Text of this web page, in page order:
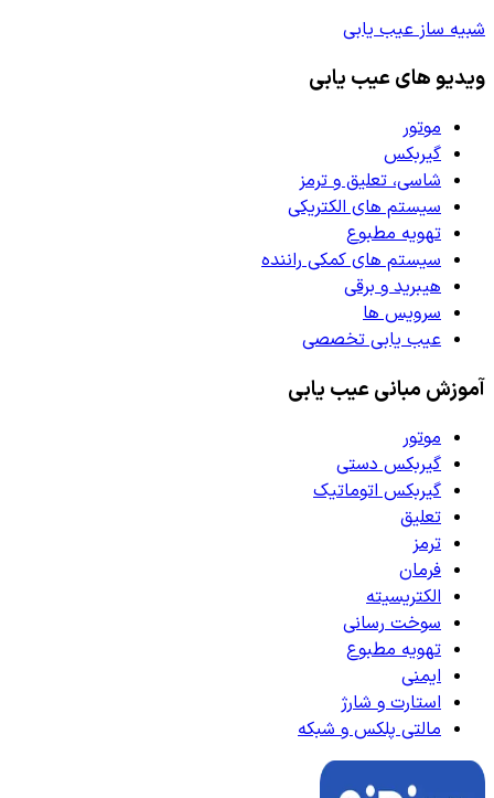
شبیه ساز عیب یابی
ویدیو های عیب یابی
موتور
گیربکس
شاسی، تعلیق و ترمز
سیستم های الکتریکی
تهویه مطبوع
سیستم های کمکی راننده
هیبرید و برقی
سرویس ها
عیب یابی تخصصی
آموزش مبانی عیب یابی
موتور
گیربکس دستی
گیربکس اتوماتیک
تعلیق
ترمز
فرمان
الکتریسیته
سوخت رسانی
تهویه مطبوع
ایمنی
استارت و شارژ
مالتی پلکس و شبکه